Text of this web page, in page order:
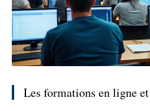
Les formations en ligne